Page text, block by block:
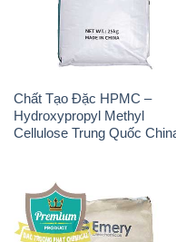
Hydroxypropyl Methyl
Cellulose Trung Quốc China